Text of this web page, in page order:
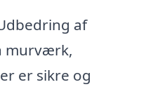
af
murværk,
er sikre og